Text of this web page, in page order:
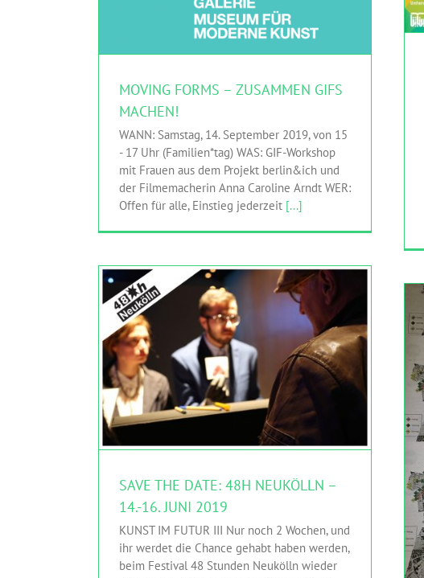
MOVING FORMS – ZUSAMMEN GIFS
MACHEN!
WANN: Samstag, 14. September 2019, von 15
- 17 Uhr (Familien*tag) WAS: GIF-Workshop
mit Frauen aus dem Projekt berlin&ich und
der Filmemacherin Anna Caroline Arndt WER:
Offen für alle, Einstieg jederzeit [...]
SAVE THE DATE: 48H NEUKÖLLN – 14.-16. JUNI
2019
FutureLeaks HINGEHEN Neuköllner Oper Newsgroup
Afghanistan WAS GEHT?! Magazin
SAVE THE DATE: 48H NEUKÖLLN –
14.-16. JUNI 2019
KUNST IM FUTUR III Nur noch 2 Wochen, und
ihr werdet die Chance gehabt haben werden,
beim Festival 48 Stunden Neukölln wieder